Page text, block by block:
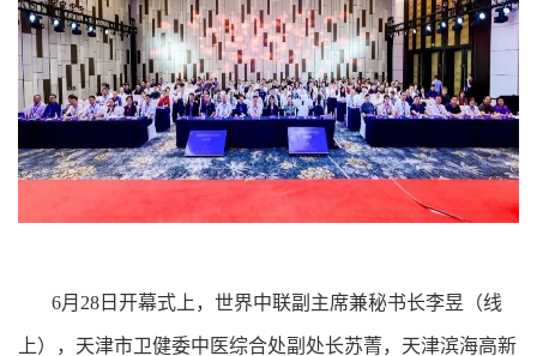
6月28日开幕式上，世界中联副主席兼秘书长李昱（线
上），天津市卫健委中医综合处副处长苏菁，天津滨海高新